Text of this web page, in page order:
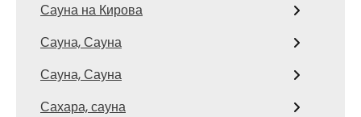
Сауна на Кирова
Сауна, Сауна
Сауна, Сауна
Сахара, сауна